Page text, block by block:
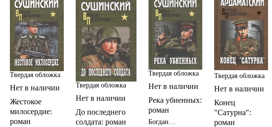
Твердая обложка
Нет в наличии
Жестокое
милосердие:
роман
Твердая обложка
Нет в наличии
До последнего
солдата: роман
Твердая обложка
Нет в наличии
Река убиенных:
роман
Богдан
Твердая обложка
Нет в наличии
Конец
"Сатурна":
роман